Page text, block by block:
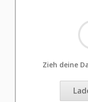
Zieh deine